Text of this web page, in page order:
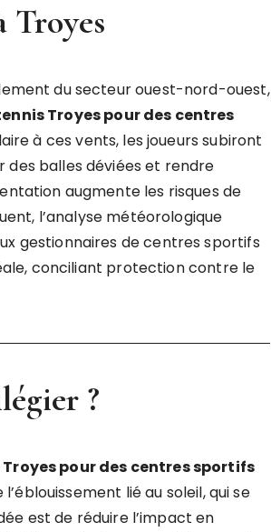
Troyes
du secteur ouest-nord-ouest,
Troyes pour des centres
à ces vents, les joueurs subiront
des balles déviées et rendre
augmente les risques de
l’analyse météorologique
gestionnaires de centres sportifs
conciliant protection contre le
?
pour des centres sportifs
lié au soleil, qui se
est de réduire l’impact en